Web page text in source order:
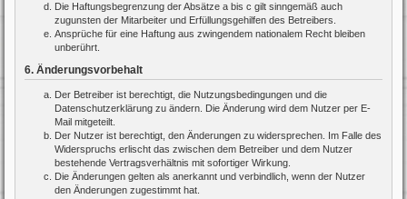
Die Haftungsbegrenzung der Absätze a bis c gilt sinngemäß auch
zugunsten der Mitarbeiter und Erfüllungsgehilfen des Betreibers.
Ansprüche für eine Haftung aus zwingendem nationalem Recht bleiben
unberührt.
6. Änderungsvorbehalt
Der Betreiber ist berechtigt, die Nutzungsbedingungen und die
Datenschutzerklärung zu ändern. Die Änderung wird dem Nutzer per E-
Mail mitgeteilt.
Der Nutzer ist berechtigt, den Änderungen zu widersprechen. Im Falle des
Widerspruchs erlischt das zwischen dem Betreiber und dem Nutzer
bestehende Vertragsverhältnis mit sofortiger Wirkung.
Die Änderungen gelten als anerkannt und verbindlich, wenn der Nutzer
den Änderungen zugestimmt hat.